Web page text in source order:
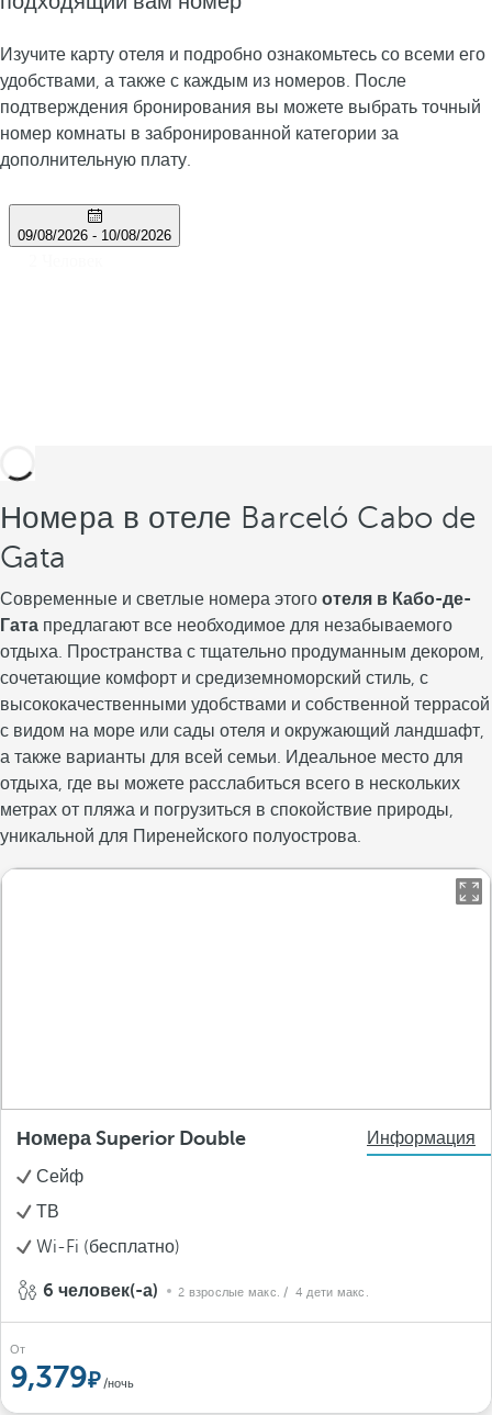
Изучите карту отеля и подробно ознакомьтесь со всеми его
удобствами, а также с каждым из номеров. После
подтверждения бронирования вы можете выбрать точный
номер комнаты в забронированной категории за
дополнительную плату.
Номера в отеле Barceló Cabo de
Gata
Современные и светлые номера этого отеля в Кабо-де-
Гата предлагают все необходимое для незабываемого
отдыха. Пространства с тщательно продуманным декором,
сочетающие комфорт и средиземноморский стиль, с
высококачественными удобствами и собственной террасой
с видом на море или сады отеля и окружающий ландшафт,
а также варианты для всей семьи. Идеальное место для
отдыха, где вы можете расслабиться всего в нескольких
метрах от пляжа и погрузиться в спокойствие природы,
уникальной для Пиренейского полуострова.
Номера Superior Double
Информация
Сейф
ТВ
Wi-Fi (бесплатно)
6 человек(-а) 2 взрослые макс. / 4 дети макс.
От
9,379 /ночь